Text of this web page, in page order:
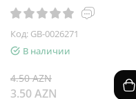
Код: GB-0026271
В наличии
4.50 AZN
3.50 AZN